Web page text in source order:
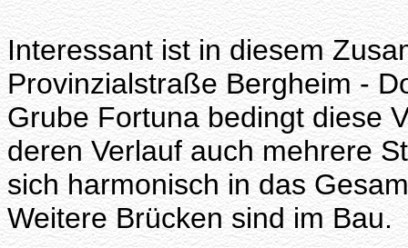
Interessant ist in diesem
Provinzialstraße Bergheim -
Grube Fortuna bedingt diese
deren Verlauf auch mehrere
sich harmonisch in das
Weitere Brücken sind im Bau.